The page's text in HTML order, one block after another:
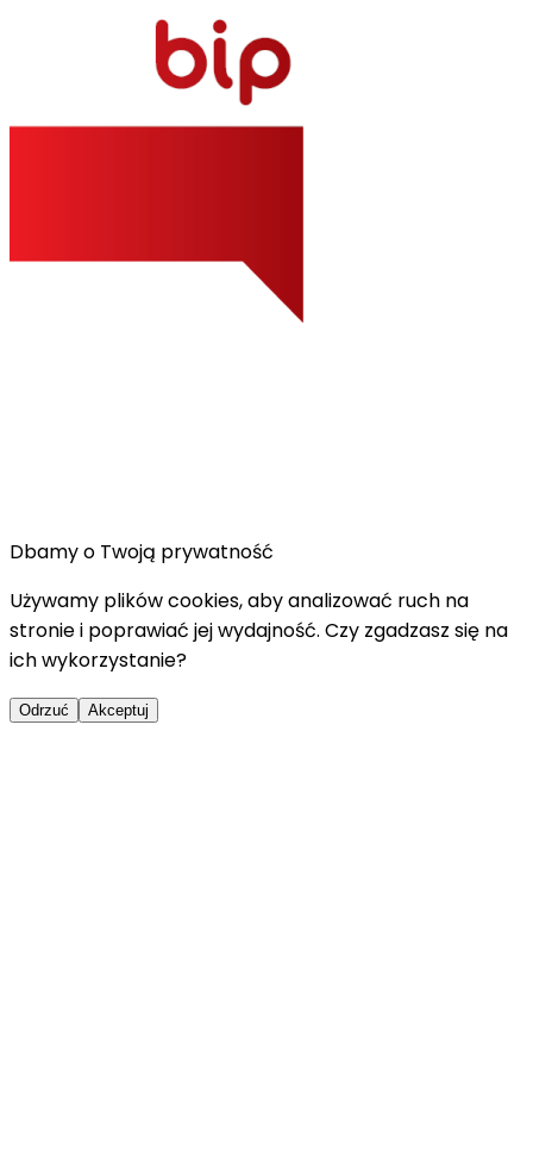
Dbamy o Twoją prywatność
Używamy plików cookies, aby analizować ruch na
stronie i poprawiać jej wydajność. Czy zgadzasz się na
ich wykorzystanie?
Odrzuć Akceptuj